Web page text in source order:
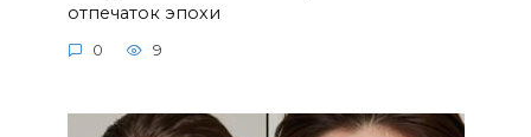
отпечаток эпохи
0 9